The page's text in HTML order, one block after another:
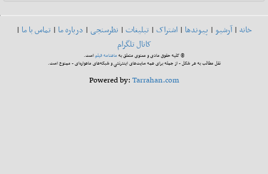
خانه|آرشیو| پیوندها| اشتراک| تبلیغات| نظرسنجی| درباره ما| تماس با ما|
کانال تلگرام
© کلیه حقوق مادی و معنوی متعلق بهماهنامه فیلماست.
نقل مطالب به هر شکل - از جمله برای همه سایت‌های اینترنتی و شبکه‌های ماهواره‌ای - ممنوع است.
Powered by:Tarrahan.com